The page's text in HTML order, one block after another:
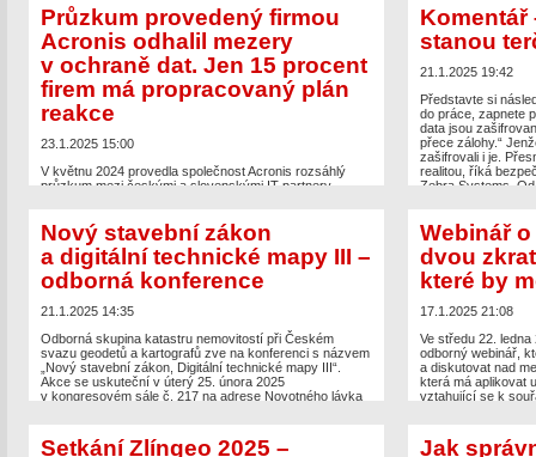
nebo chcete-li se […]
The postPozvánka na webinář k novému stavebnímu
zákonu – Co všechno se mění? appeared first on
Zeměměřič.
The postPrvní
first onZeměměřič.
Průzkum provedený firmou
Acronis odhalil mezery
v ochraně dat. Jen 15 procent
firem má propracovaný plán
reakce
23.1.2025 15:00
V květnu 2024 provedla společnost Acronis rozsáhlý
průzkum mezi českými a slovenskými IT partnery,
podnikla základní kroky, mnoho z nich stále podceňuje
význam komplexních opatření a plánů pro případ
kybernetických incidentů. Podle průzkumu má
zavedenou politiku ochrany citlivých dat 61 %
dotázaných firem. Přesto jen třetina […]
The postPrůzkum provedený firmou Acronis odhalil
mezery v ochraně dat. Jen 15 procent firem má
propracovaný plán reakce appeared first onZeměměřič
Komentář
stanou
21.1.2025 19:42
Představte si
do práce, zapnete
data jsou
přece zálohy.“
zašifrovali i je.
realitou, říká
Zebra Systems.
The post
útočníků…
Nový stavební zákon
a digitální technické mapy III –
odborná konference
21.1.2025 14:35
Odborná skupina katastru nemovitostí při Českém
svazu geodetů a kartografů zve na konferenci s názvem
„Nový stavební zákon, Digitální technické mapy III“.
Akce se uskuteční v úterý 25. února 2025
v kongresovém sále č. 217 na adrese Novotného lávka
stavebního práva, digitálních technických map a dalších
souvisejících oblastí. […]
Webinář o
dvou
které by
17.1.2025 21:08
Ve středu 22.
odborný webinář,
a diskutovat nad
která má aplikovat
vztahující se k
a podpořit
inženýra (AZI),
Setkání Zlíngeo 2025 – Jak